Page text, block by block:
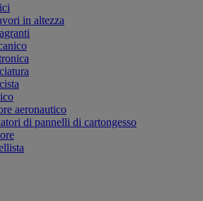
in altezza
aeronautico
di pannelli di cartongesso